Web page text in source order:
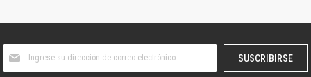
boletín
SUSCRIBIRSE